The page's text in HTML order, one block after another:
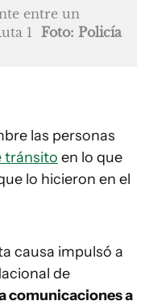
entre un
1 Foto: Policía
las personas
tránsito en lo que
lo hicieron en el
causa impulsó a
de
comunicaciones a